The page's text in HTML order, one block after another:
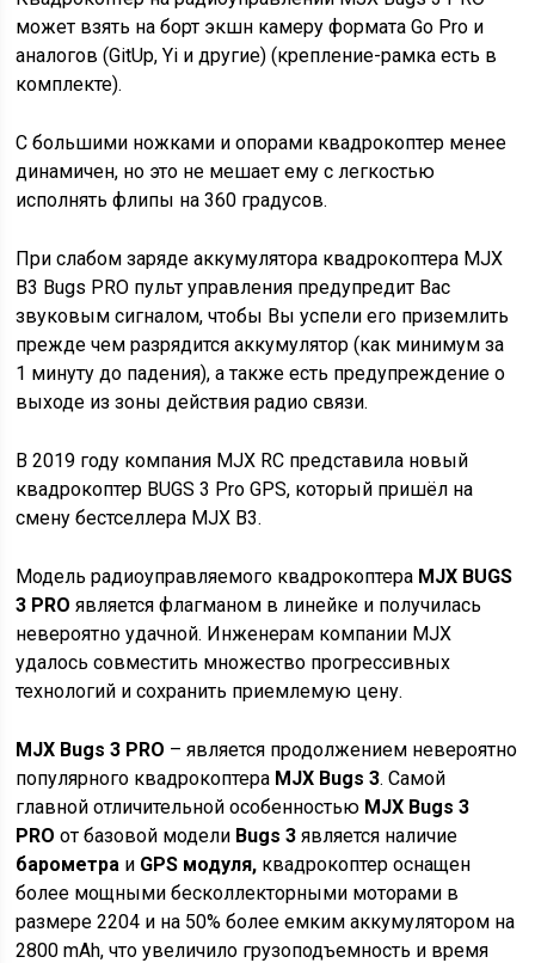
может взять на борт экшн камеру формата Go Pro и
аналогов (GitUp, Yi и другие) (крепление-рамка есть в
комплекте).
С большими ножками и опорами квадрокоптер менее
динамичен, но это не мешает ему с легкостью
исполнять флипы на 360 градусов.
При слабом заряде аккумулятора квадрокоптера MJX
B3 Bugs PRO пульт управления предупредит Вас
звуковым сигналом, чтобы Вы успели его приземлить
прежде чем разрядится аккумулятор (как минимум за
1 минуту до падения), а также есть предупреждение о
выходе из зоны действия радио связи.
В 2019 году компания MJX RC представила новый
квадрокоптер BUGS 3 Pro GPS, который пришёл на
смену бестселлера MJX B3.
Модель радиоуправляемого квадрокоптера MJX BUGS
3 PRO является флагманом в линейке и получилась
невероятно удачной. Инженерам компании MJX
удалось совместить множество прогрессивных
технологий и сохранить приемлемую цену.
MJX Bugs 3 PRO – является продолжением невероятно
популярного квадрокоптера MJX Bugs 3. Самой
главной отличительной особенностью MJX Bugs 3
PRO от базовой модели Bugs 3 является наличие
барометра и GPS модуля, квадрокоптер оснащен
более мощными бесколлекторными моторами в
размере 2204 и на 50% более емким аккумулятором на
2800 mAh, что увеличило грузоподъемность и время